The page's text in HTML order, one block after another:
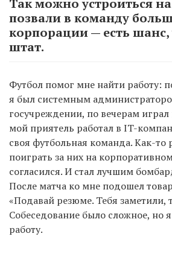
Так можно устроиться
позвали в команду
корпорации — есть шанс,
штат.
Футбол помог мне найти работу:
я был системным
госучреждении, по вечерам
мой приятель работал в IT-
своя футбольная команда. Как-то
поиграть за них на
согласился. И стал лучшим
После матча ко мне подошел
«Подавай резюме. Тебя заметили,
Собеседование было сложное, но
работу.